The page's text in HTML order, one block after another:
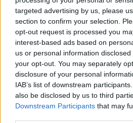
targeted advertising by us, please
section to confirm your selection.
opt-out request is processed you
interest-based ads based on
us or personal information
your opt-out. You may separately
disclosure of your personal
IAB’s list of downstream
also be disclosed by us to third
Downstream Participants that may
průzkumném ponoru potápěč
8.8.2026 09:58 | HRANICE ( ČTK
V
informovala na sociální
bylo vyzvednuto z hloubky 186 metrů.
Novinky.cz. Policie případ vyšetřuje
nedbalosti, řekla ČTK policejní mluvčí